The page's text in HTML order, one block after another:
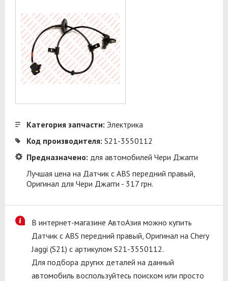
Категория запчасти: Электрика
Код производителя: S21-3550112
Предназначено: для автомобилей Чери Джагги
Лучшая цена на Датчик с ABS передний правый,
Оригинал для Чери Джагги - 317 грн.
В интернет-магазине АвтоАзия можно купить
Датчик с ABS передний правый, Оригинал на Chery
Jaggi (S21) с артикулом S21-3550112.
Для подбора других деталей на данный
автомобиль воспользуйтесь поиском или просто